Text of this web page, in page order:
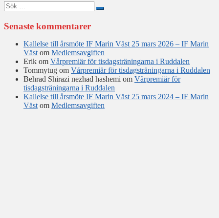
Sök
efter:
Senaste kommentarer
Kallelse till årsmöte IF Marin Väst 25 mars 2026 – IF Marin
Västom Medlemsavgiften
Erik om Vårpremiär för tisdagsträningarna i Ruddalen
Tommytug om Vårpremiär för tisdagsträningarna i Ruddalen
Behrad Shirazi nezhad hashemi om Vårpremiär för
tisdagsträningarna i Ruddalen
Kallelse till årsmöte IF Marin Väst 25 mars 2024 – IF Marin
Västom Medlemsavgiften